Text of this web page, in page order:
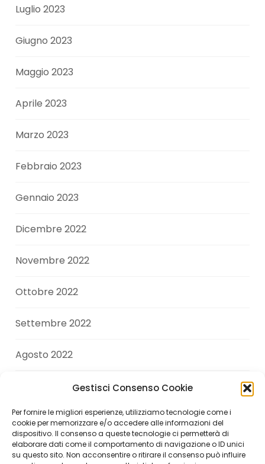
Gestisci Consenso Cookie
Per fornire le migliori esperienze, utilizziamo tecnologie come i
cookie per memorizzare e/o accedere alle informazioni del
dispositivo. Il consenso a queste tecnologie ci permetterà di
elaborare dati come il comportamento di navigazione o ID unici
su questo sito. Non acconsentire o ritirare il consenso può influire
Luglio 2023
Giugno 2023
Maggio 2023
Aprile 2023
Marzo 2023
Febbraio 2023
Gennaio 2023
Dicembre 2022
Novembre 2022
Ottobre 2022
Settembre 2022
Agosto 2022
Giugno 2022
Aprile 2022